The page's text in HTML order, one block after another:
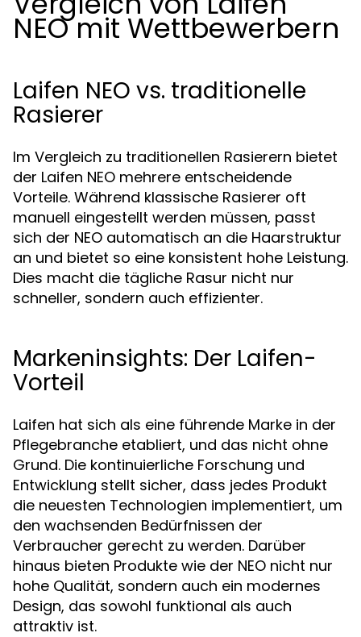
NEO mit Wettbewerbern
Laifen NEO vs. traditionelle
Rasierer
Im Vergleich zu traditionellen Rasierern bietet
der Laifen NEO mehrere entscheidende
Vorteile. Während klassische Rasierer oft
manuell eingestellt werden müssen, passt
sich der NEO automatisch an die Haarstruktur
an und bietet so eine konsistent hohe Leistung.
Dies macht die tägliche Rasur nicht nur
schneller, sondern auch effizienter.
Markeninsights: Der Laifen-
Vorteil
Laifen hat sich als eine führende Marke in der
Pflegebranche etabliert, und das nicht ohne
Grund. Die kontinuierliche Forschung und
Entwicklung stellt sicher, dass jedes Produkt
die neuesten Technologien implementiert, um
den wachsenden Bedürfnissen der
Verbraucher gerecht zu werden. Darüber
hinaus bieten Produkte wie der NEO nicht nur
hohe Qualität, sondern auch ein modernes
Design, das sowohl funktional als auch
attraktiv ist.